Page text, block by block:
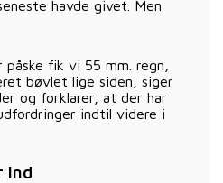
havde givet. Men
fik vi 55 mm. regn,
bøvlet lige siden, siger
og forklarer, at der har
indtil videre i
ind